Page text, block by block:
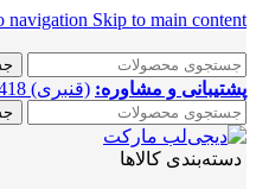
navigation Skip to main content
پشتیبانی و مشاوره: (قنبری) 09124106418
دسته‌بندی کالاها